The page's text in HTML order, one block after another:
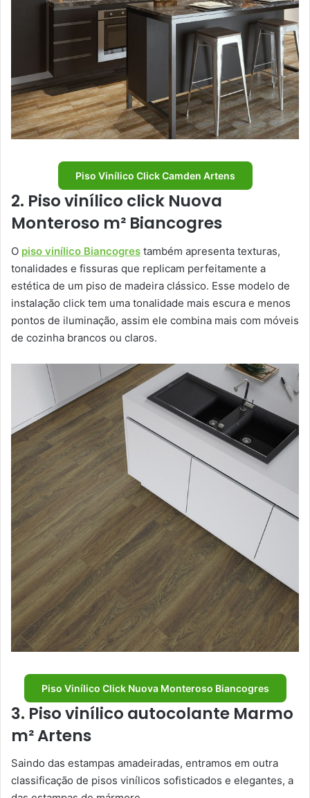
Piso Vinílico Click Camden Artens
2. Piso vinílico click Nuova
Monteroso m² Biancogres
O piso vinílico Biancogres também apresenta texturas,
tonalidades e fissuras que replicam perfeitamente a
estética de um piso de madeira clássico. Esse modelo de
instalação click tem uma tonalidade mais escura e menos
pontos de iluminação, assim ele combina mais com móveis
de cozinha brancos ou claros.
Piso Vinílico Click Nuova Monteroso Biancogres
3. Piso vinílico autocolante Marmo
m² Artens
Saindo das estampas amadeiradas, entramos em outra
classificação de pisos vinílicos sofisticados e elegantes, a